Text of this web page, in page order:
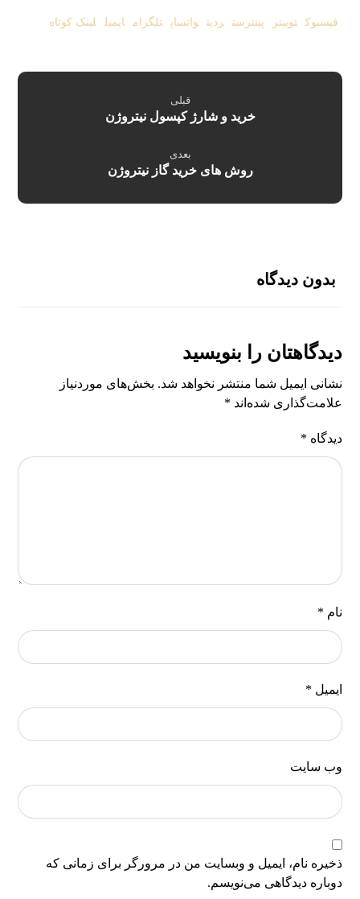
فیسبوک توییتر پینترست ردیت واتساپ تلگرام ایمیل لینک کوتاه
قبلی
خرید و شارژ کپسول نیتروژن
بعدی
روش های خرید گاز نیتروژن
بدون دیدگاه
دیدگاهتان را بنویسید
نشانی ایمیل شما منتشر نخواهد شد. بخش‌های موردنیاز
علامت‌گذاری شده‌اند *
دیدگاه *
نام *
ایمیل *
وب‌ سایت
ذخیره نام، ایمیل و وبسایت من در مرورگر برای زمانی که
دوباره دیدگاهی می‌نویسم.